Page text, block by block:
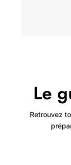
Le
Retrouvez